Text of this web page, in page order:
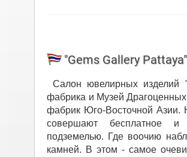
"Gems Gallery
Салон ювелирных изделий
фабрика и Музей
фабрик Юго-Восточной Азии.
совершают бесплатное и
подземелью. Где воочию
камней. В этом - самое